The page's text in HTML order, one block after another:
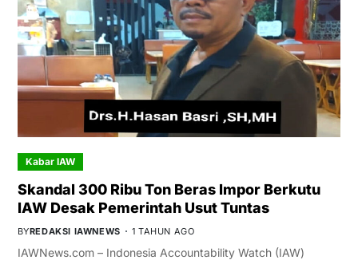
Kabar IAW
Skandal 300 Ribu Ton Beras Impor Berkutu
IAW Desak Pemerintah Usut Tuntas
BYREDAKSI IAWNEWS 1 TAHUN AGO
IAWNews.com – Indonesia Accountability Watch (IAW)